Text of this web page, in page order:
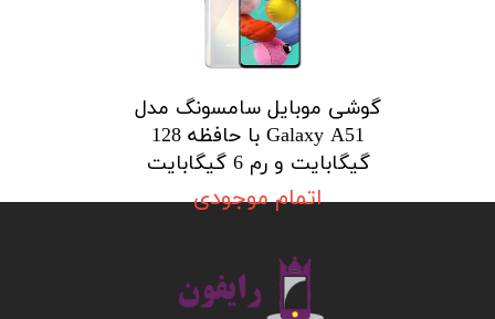
گوشی موبایل سامسونگ مدل
Galaxy A51 با حافظه 128
گیگابایت و رم 6 گیگابایت
اتمام موجودی